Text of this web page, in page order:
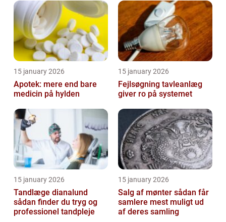
15 january 2026
Apotek: mere end bare
medicin på hylden
15 january 2026
Fejlsøgning tavleanlæg
giver ro på systemet
15 january 2026
Tandlæge dianalund
sådan finder du tryg og
professionel tandpleje
15 january 2026
Salg af mønter sådan får
samlere mest muligt ud
af deres samling